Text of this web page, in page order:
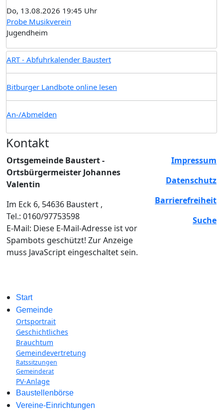
Do, 13.08.2026 19:45 Uhr
Probe Musikverein
Jugendheim
ART - Abfuhrkalender Baustert
Bitburger Landbote online lesen
An-/Abmelden
Kontakt
Ortsgemeinde Baustert -
Ortsbürgermeister Johannes
Valentin
Im Eck 6, 54636 Baustert ,
Tel.: 0160/97753598
E-Mail: Diese E-Mail-Adresse ist vor
Spambots geschützt! Zur Anzeige
muss JavaScript eingeschaltet sein.
Impressum
Datenschutz
Barrierefreiheit
Suche
Start
Gemeinde
Ortsportrait
Geschichtliches
Brauchtum
Gemeindevertretung
Ratssitzungen
Gemeinderat
PV-Anlage
Baustellenbörse
Vereine-Einrichtungen